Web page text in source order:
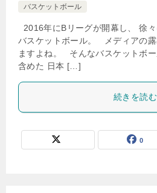
バスケットボール
2016年にBリーグが開幕し、 徐
バスケットボール。 メディアの
ますよね。 そんなバスケットボ
含めた 日本 […]
続きを読む
0